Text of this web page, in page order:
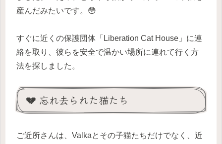
産んだみたいです。😳
すぐに近くの保護団体「Liberation Cat House」に連
絡を取り、彼らを安全で温かい場所に連れて行く方
法を探しました。
💔 忘れ去られた猫たち
ご近所さんは、Valkaとその子猫たちだけでなく、近